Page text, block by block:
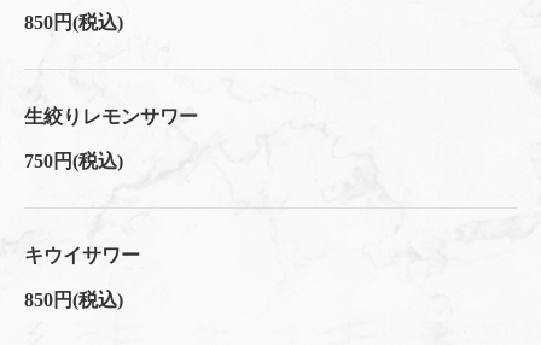
850円(税込)
生絞りレモンサワー
750円(税込)
キウイサワー
850円(税込)